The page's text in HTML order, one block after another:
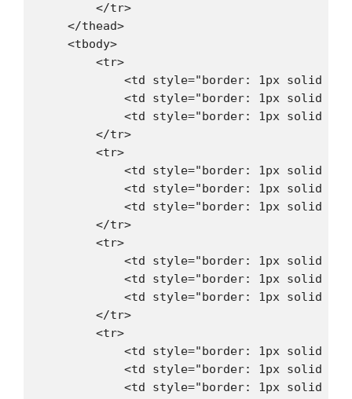
        </tr>
    </thead>
    <tbody>
        <tr>
<td style="border: 1px solid
<td style="border: 1px solid
<td style="border: 1px solid
        </tr>
        <tr>
<td style="border: 1px solid
<td style="border: 1px solid
<td style="border: 1px solid
        </tr>
        <tr>
<td style="border: 1px solid
<td style="border: 1px solid
<td style="border: 1px solid
        </tr>
        <tr>
<td style="border: 1px solid
<td style="border: 1px solid
<td style="border: 1px solid